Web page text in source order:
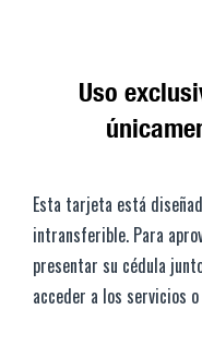
Uso
Esta tarjeta está
intransferible. Para
presentar su cédula
acceder a los servicios